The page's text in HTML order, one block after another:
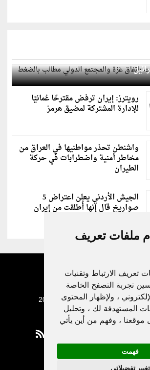
ملفات تعريف
تعريف الارتباط وتقنيات
تجربة التصفح الخاصة
، ولإظهار المحتوى
المستهدفة لك ، وتحليل
، وفهم من أين يأتي
فهمت
تغيير تفضيلاتي
باتفاق غزة والمجتمع الدولي مطالب
رويترز: إيران ترفض مقترحًا عُمانيًا
للإدارة المشتركة لمضيق هرمز
واشنطن تحذر مواطنيها في العراق من
مخاطر أمنية واضطرابات في حركة
الطيران
الجيش الأردني يعلن اعتراض 5
صواريخ قال إنها أُطلقت من إيران
لدنيا الوطن © 2003 - 2022
Privacy Policy